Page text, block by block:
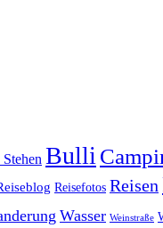
Bulli
Reisefotos Reisen
Wasser Weinstraße